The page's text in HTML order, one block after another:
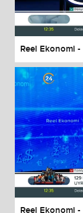
Reel Ekonomi
Reel Ekonomi